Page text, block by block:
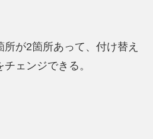
が2箇所あって、付け替え
ェンジできる。